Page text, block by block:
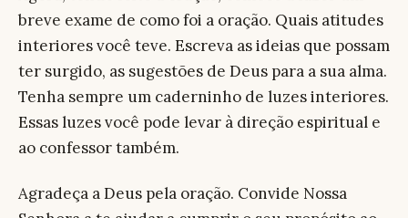
breve exame de como foi a oração. Quais atitudes
interiores você teve. Escreva as ideias que possam
ter surgido, as sugestões de Deus para a sua alma.
Tenha sempre um caderninho de luzes interiores.
Essas luzes você pode levar à direção espiritual e
ao confessor também.
Agradeça a Deus pela oração. Convide Nossa